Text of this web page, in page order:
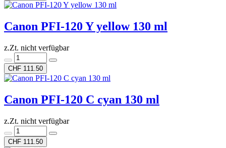
Canon PFI-120 Y yellow 130 ml
z.Zt. nicht verfügbar
CHF 111.50
Canon PFI-120 C cyan 130 ml
z.Zt. nicht verfügbar
CHF 111.50